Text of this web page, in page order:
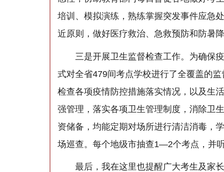
培训、模拟演练，熟练掌握突发事件应急
近原则，做好医疗救治、急救预防和防暑
三是开展卫生监督检查工作。为确保疫
式对全省479间考点学校进行了全覆盖的
检查各项疫情防控措施落实情况，以及生
强管理，落实各项卫生管理制度，消除卫
资储备，均能定期对场所进行清洁消毒，
场巡查。每个地级市抽查1—2个考点，并
最后，我在这里也提醒广大考生及家长